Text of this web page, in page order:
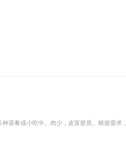
菜肴或小吃中。肉少，皮富胶质。根据需求，